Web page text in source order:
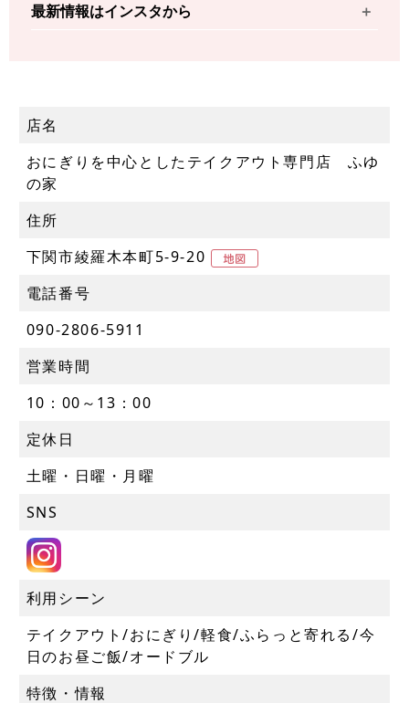
最新情報はインスタから
店名
おにぎりを中心としたテイクアウト専門店 ふゆ
の家
住所
下関市綾羅木本町5-9-20
電話番号
090-2806-5911
営業時間
10：00～13：00
定休日
土曜・日曜・月曜
SNS
利用シーン
テイクアウト/おにぎり/軽食/ふらっと寄れる/今
日のお昼ご飯/オードブル
特徴・情報